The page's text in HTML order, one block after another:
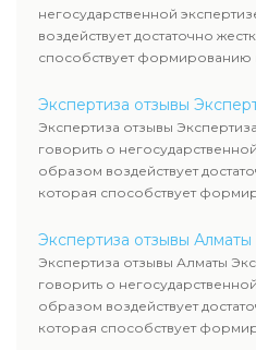
негосударственной
воздействует достаточно
способствует формированию
Экспертиза отзывы
Экспертиза отзывы
говорить о
образом воздействует
которая способствует
Экспертиза отзывы
Экспертиза отзывы Алматы
говорить о
образом воздействует
которая способствует